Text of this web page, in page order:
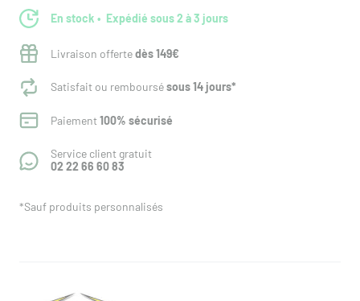
En stock Expédié sous 2 à 3 jours
Livraison offertedès 149€
Satisfait ou remboursésous 14 jours*
Paiement100% sécurisé
Service client gratuit
02 22 66 60 83
*Sauf produits personnalisés